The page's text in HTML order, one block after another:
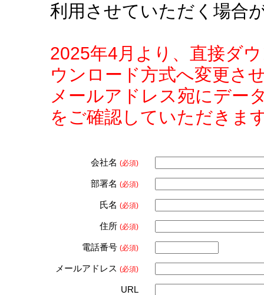
利用させていただく場合
2025年4月より、直接ダ
ウンロード方式へ変更さ
メールアドレス宛にデー
をご確認していただきま
会社名 (必須)
部署名 (必須)
氏名 (必須)
住所 (必須)
電話番号 (必須)
メールアドレス (必須)
URL